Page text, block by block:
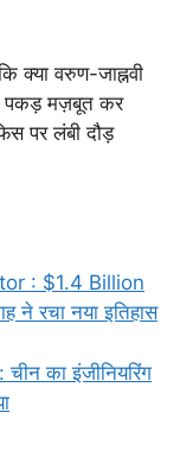
क्या वरुण-जाह्नवी
पकड़ मज़बूत कर
पर लंबी दौड़
: $1.4 Billion
रचा नया इतिहास
का इंजीनियरिंग